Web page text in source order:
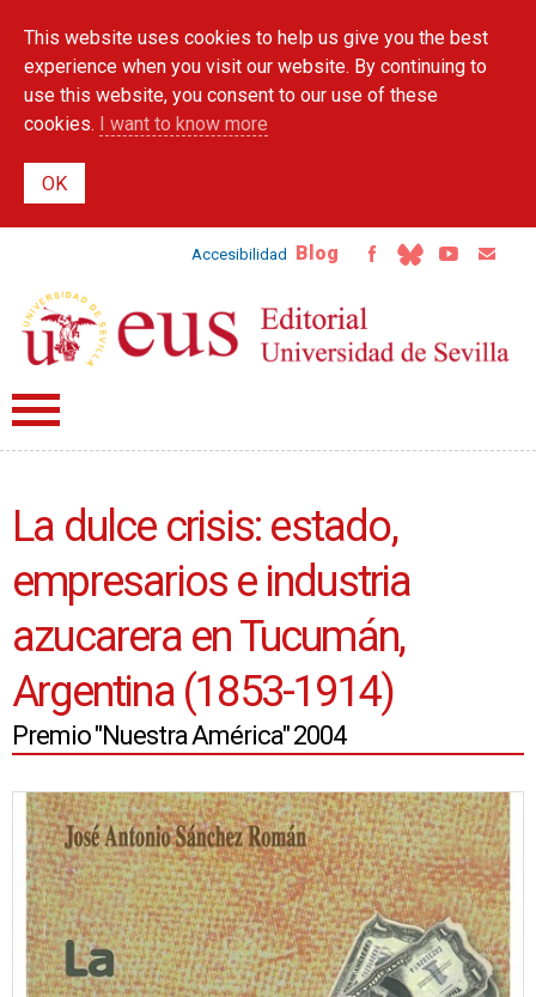
main
content
This website uses cookies to help us give you the best
experience when you visit our website. By continuing to
use this website, you consent to our use of these
cookies. I want to know more
Accesibilidad Blog
La dulce crisis: estado,
empresarios e industria
azucarera en Tucumán,
Argentina (1853-1914)
Premio "Nuestra América" 2004